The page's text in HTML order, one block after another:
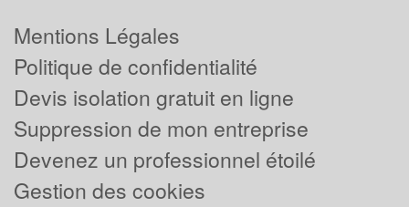
Mentions Légales
Politique de confidentialité
Devis isolation gratuit en ligne
Suppression de mon entreprise
Devenez un professionnel étoilé
Gestion des cookies